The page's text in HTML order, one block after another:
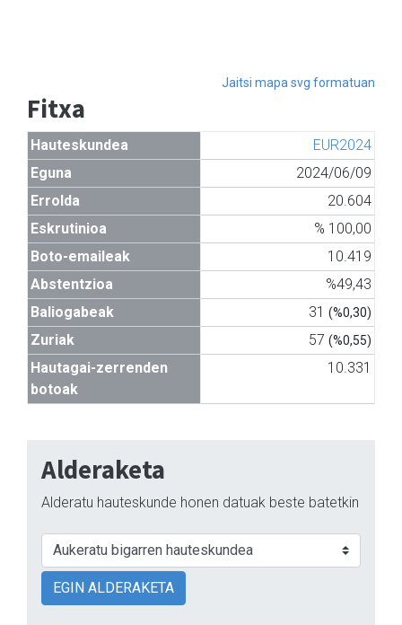
Jaitsi mapa svg formatuan
Fitxa
Hauteskundea
EUR2024
Eguna
2024/06/09
Errolda
20.604
Eskrutinioa
% 100,00
Boto-emaileak
10.419
Abstentzioa
%49,43
Baliogabeak
31 (%0,30)
Zuriak 57 (%0,55)
Hautagai-zerrenden
botoak
10.331
Alderaketa
Alderatu hauteskunde honen datuak beste batetkin
EGIN ALDERAKETA